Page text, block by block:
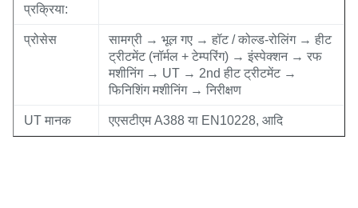
प्रक्रिया:
प्रोसेस
सामग्री → भूल गए → हॉट / कोल्ड-रोलिंग → हीट
ट्रीटमेंट (नॉर्मल + टेम्परिंग) → इंस्पेक्शन → रफ
मशीनिंग → UT → 2nd हीट ट्रीटमेंट →
फिनिशिंग मशीनिंग → निरीक्षण
UT मानक एएसटीएम A388 या EN10228, आदि